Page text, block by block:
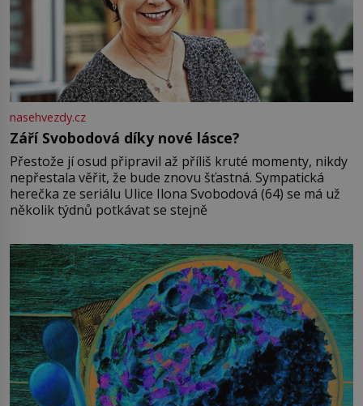
nasehvezdy.cz
Září Svobodová díky nové lásce?
Přestože jí osud připravil až příliš kruté momenty, nikdy
nepřestala věřit, že bude znovu šťastná. Sympatická
herečka ze seriálu Ulice Ilona Svobodová (64) se má už
několik týdnů potkávat se stejně